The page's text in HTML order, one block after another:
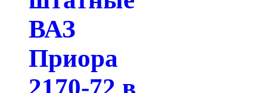
ВАЗ
Приора
2170-72 в